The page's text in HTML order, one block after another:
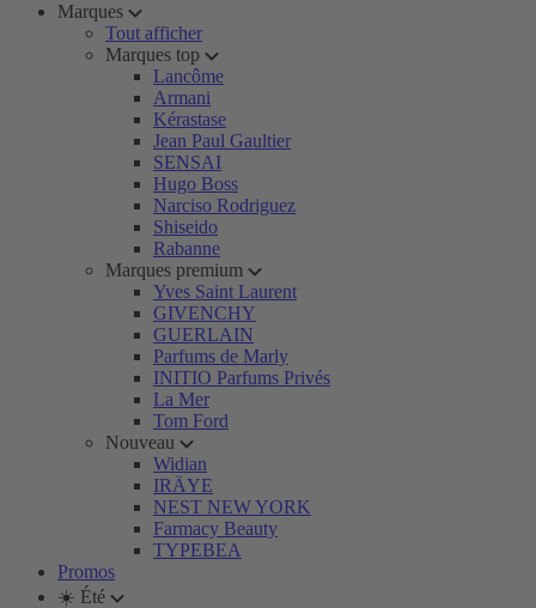
Marques
Tout afficher
Marques top
Lancôme
Armani
Kérastase
Jean Paul Gaultier
SENSAI
Hugo Boss
Narciso Rodriguez
Shiseido
Rabanne
Marques premium
Yves Saint Laurent
GIVENCHY
GUERLAIN
Parfums de Marly
INITIO Parfums Privés
La Mer
Tom Ford
Nouveau
Widian
IRÄYE
NEST NEW YORK
Farmacy Beauty
TYPEBEA
Promos
☀️ Été